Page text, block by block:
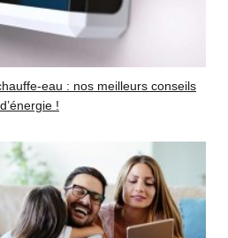
eau : nos meilleurs conseils
!